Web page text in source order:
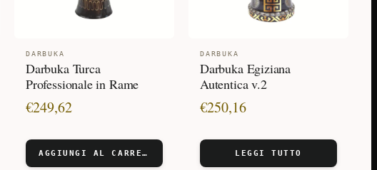
DARBUKA
Darbuka Turca
Professionale in Rame
€249,62
AGGIUNGI AL CARRELLO
DARBUKA
Darbuka Egiziana
Autentica v.2
€250,16
LEGGI TUTTO